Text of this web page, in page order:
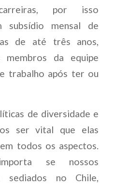
por isso
subsídio mensal de
de até três anos,
da equipe
trabalho após ter ou
de diversidade e
ser vital que elas
todos os aspectos.
se nossos
sediados no Chile,